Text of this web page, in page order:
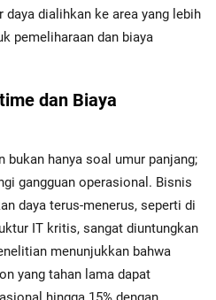
dialihkan ke area yang lebih
pemeliharaan dan biaya
dan Biaya
bukan hanya soal umur panjang;
gangguan operasional. Bisnis
daya terus-menerus, seperti di
IT kritis, sangat diuntungkan
menunjukkan bahwa
yang tahan lama dapat